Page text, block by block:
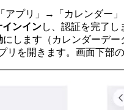
プリ」→「カレンダー
インインし、認証を完了し
にします（カレンダーデ
リを開きます。画面下部の